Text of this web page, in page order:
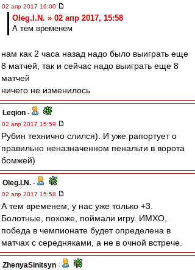
02 апр 2017 16:00
Oleg.I.N. » 02 апр 2017, 15:58
А тем временем
нам как 2 часа назад надо было выиграть еще
8 матчей, так и сейчас надо выиграть еще 8
матчей
ничего не изменилось
Leqion -
02 апр 2017 15:59
Рубин технично слился). И уже рапортует о
правильно неназначенном пенальти в ворота
бомжей)
Oleg.I.N. -
02 апр 2017 15:58
А тем временем, у нас уже только +3.
Болотные, похоже, поймали игру. ИМХО,
победа в чемпионате будет определена в
матчах с середняками, а не в очной встрече.
ZhenyaSinitsyn -